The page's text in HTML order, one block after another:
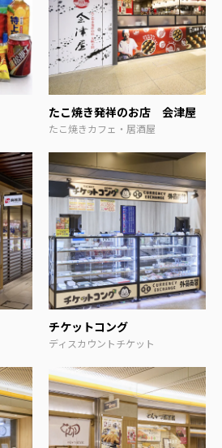
たこ焼き発祥のお店 会津屋
たこ焼きカフェ・居酒屋
チケットコング
ディスカウントチケット